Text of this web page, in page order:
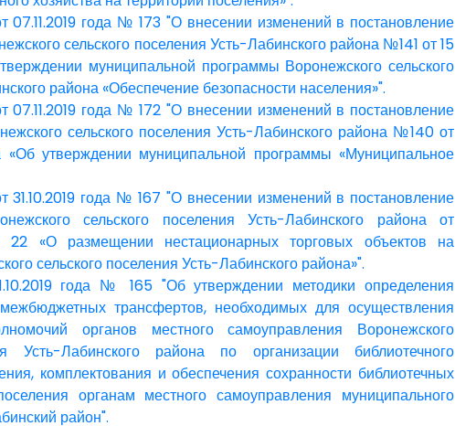
года № 173 "О внесении изменений в постановление
сельского поселения Усть-Лабинского района №141 от 15
муниципальной программы Воронежского сельского
района «Обеспечение безопасности населения»".
года № 172 "О внесении изменений в постановление
сельского поселения Усть-Лабинского района №140 от
«Об утверждении муниципальной программы «Муниципальное
года № 167 "О внесении изменений в постановление
сельского поселения Усть-Лабинского района от
«О размещении нестационарных торговых объектов на
сельского поселения Усть-Лабинского района»".
года № 165 "Об утверждении методики определения
трансфертов, необходимых для осуществления
органов местного самоуправления Воронежского
Усть-Лабинского района по организации библиотечного
комплектования и обеспечения сохранности библиотечных
органам местного самоуправления муниципального
район".